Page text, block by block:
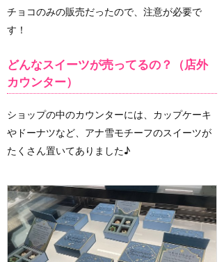
チョコのみの販売だったので、注意が必要で
す！
どんなスイーツが売ってるの？（店外
カウンター）
ショップの中のカウンターには、カップケーキ
やドーナツなど、アナ雪モチーフのスイーツが
たくさん置いてありました♪